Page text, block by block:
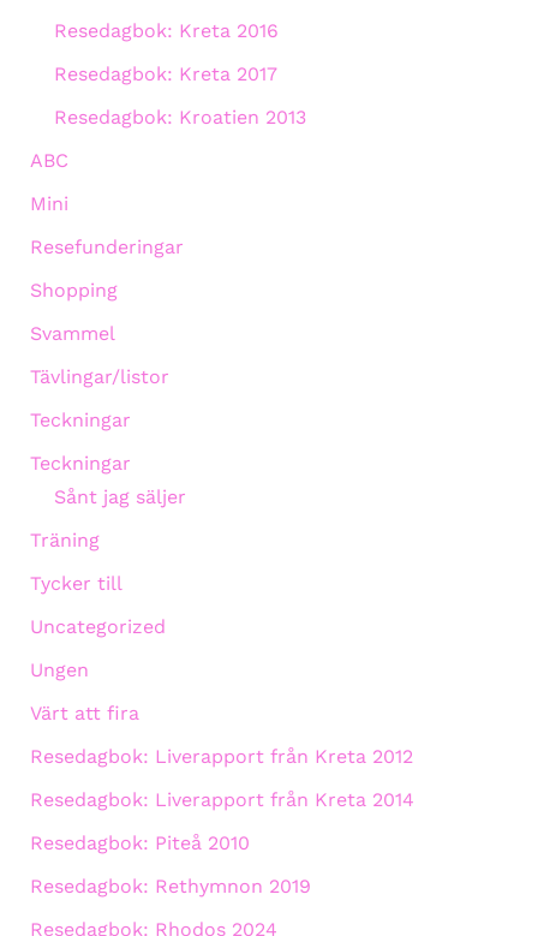
Resedagbok: Kreta 2016
Resedagbok: Kreta 2017
Resedagbok: Kroatien 2013
ABC
Mini
Resefunderingar
Shopping
Svammel
Tävlingar/listor
Teckningar
Teckningar
Sånt jag säljer
Träning
Tycker till
Uncategorized
Ungen
Värt att fira
Resedagbok: Liverapport från Kreta 2012
Resedagbok: Liverapport från Kreta 2014
Resedagbok: Piteå 2010
Resedagbok: Rethymnon 2019
Resedagbok: Rhodos 2024